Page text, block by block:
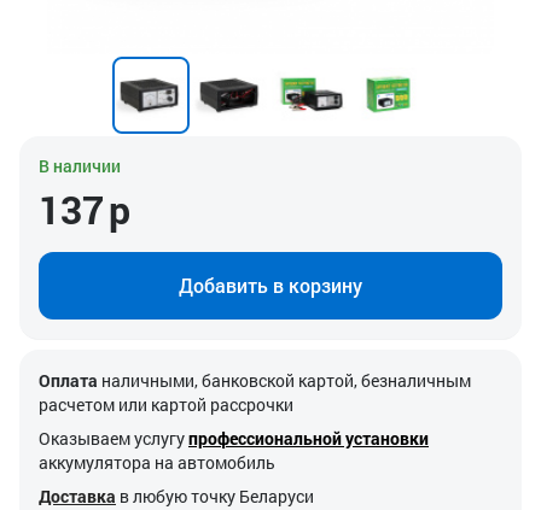
В наличии
137р
Добавить в корзину
Оплата наличными, банковской картой, безналичным
расчетом или картой рассрочки
Оказываем услугупрофессиональной установки
аккумулятора на автомобиль
Доставка в любую точку Беларуси